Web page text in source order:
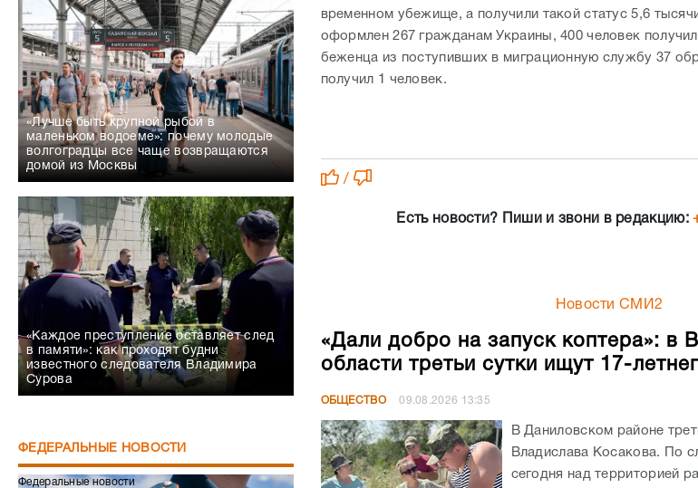
«Лучше быть крупной рыбой в
маленьком водоеме»: почему молодые
волгоградцы все чаще возвращаются
домой из Москвы
«Каждое преступление оставляет след
в памяти»: как проходят будни
известного следователя Владимира
Сурова
ФЕДЕРАЛЬНЫЕ НОВОСТИ
Федеральные новости
временном убежище, а получили такой статус 5,6
оформлен 267 гражданам Украины, 400 человек
беженца из поступивших в миграционную службу 37
получил 1 человек.
/
Есть новости? Пиши и звони в редакцию:
Новости СМИ2
«Дали добро на запуск коптера»: в
области третьи сутки ищут 17-
ОБЩЕСТВО 09.08.2026 13:35
В Даниловском районе
Владислава Косакова. По
сегодня над территорией